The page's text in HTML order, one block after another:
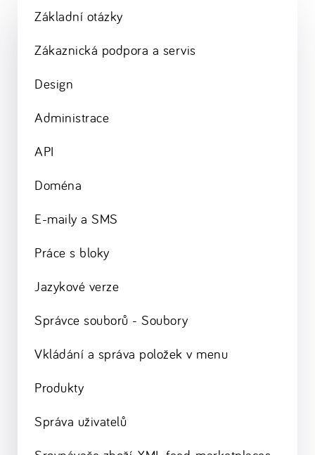
Základní otázky
Zákaznická podpora a servis
Design
Administrace
API
Doména
E-maily a SMS
Práce s bloky
Jazykové verze
Správce souborů - Soubory
Vkládání a správa položek v menu
Produkty
Správa uživatelů